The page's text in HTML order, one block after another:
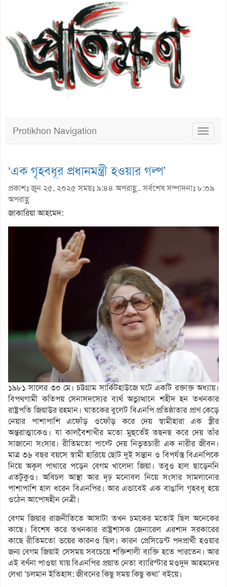
Toggle
Protikhon Navigation
‘এক গৃহবধূর প্রধানমন্ত্রী হওয়ার গল্প’
প্রকাশঃ জুন ২৫, ২০২৫ সময়ঃ ৯:৪৪ অপরাহ্ণ.. সর্বশেষ সম্পাদনাঃ ৮:০৯
অপরাহ্ণ
জাকারিয়া আহমেদ:
১৯৮১ সালের ৩০ মে। চট্টগ্রাম সার্কিটহাউজে ঘটে একটি রক্তাক্ত অধ্যায়।
বিপথগামী কতিপয় সেনাসদস্যের ব্যর্থ অভ্যুত্থানে শহীদ হন তখনকার
রাষ্ট্রপতি জিয়াউর রহমান। ঘাতকের বুলেট বিএনপি প্রতিষ্ঠাতার প্রাণ কেড়ে
নেয়ার পাশাপাশি এফোঁড় ওফোঁড় করে দেয় স্বামীহারা এক স্ত্রীর
অন্তরাত্মাকেও। যা কালবৈশাখীর মতো মুহুর্তেই তছনছ করে দেয় তাঁর
সাজানো সংসার। রীতিমতো পাল্টে দেয় নিভৃতচারী এক নারীর জীবন।
মাত্র ৩৬ বছর বয়সে স্বামী হারিয়ে ছোট দুই সন্তান ও বিপর্যস্ত বিএনপিকে
নিয়ে অকূল পাথারে পড়েন বেগম খালেদা জিয়া। তবুও হাল ছাড়েননি
এতটুকুও। অবিচল আস্থা আর দৃঢ় মনোবল নিয়ে সংসার সামলানোর
পাশাপাশি হাল ধরেন বিএনপির। আর এভাবেই এক বাঙালি গৃহবধূ হয়ে
ওঠেন আপোষহীন নেত্রী।
বেগম জিয়ার রাজনীতিতে আসাটা তখন চমকের মতোই ছিল অনেকের
কাছে। বিশেষ করে তখনকার রাষ্ট্রশাসক জেনারেল এরশাদ সরকারের
কাছে রীতিমতো ভয়ের কারনও ছিল। কারন প্রেসিডেন্ট পদপ্রার্থী হওয়ার
জন্য বেগম জিয়াই সেসময় সবচেয়ে শক্তিশালী ব্যক্তি হতে পারতেন। আর
এই বর্ণনা পাওয়া যায় বিএনপির প্রয়াত নেতা ব্যারিস্টার মওদুদ আহমদের
লেখা ‘চলমান ইতিহাস: জীবনের কিছু সময় কিছু কথা’ বইয়ে।